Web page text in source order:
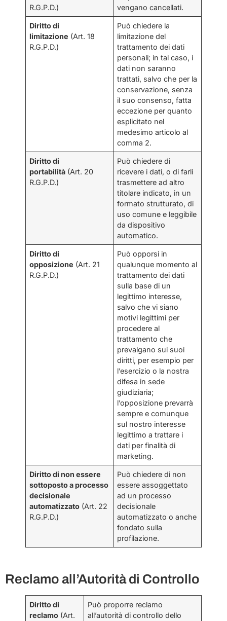
R.G.P.D.)
vengano cancellati.
Diritto di
limitazione (Art. 18
R.G.P.D.)
Può chiedere la
limitazione del
trattamento dei dati
personali; in tal caso, i
dati non saranno
trattati, salvo che per la
conservazione, senza
il suo consenso, fatta
eccezione per quanto
esplicitato nel
medesimo articolo al
comma 2.
Diritto di
portabilità (Art. 20
R.G.P.D.)
Può chiedere di
ricevere i dati, o di farli
trasmettere ad altro
titolare indicato, in un
formato strutturato, di
uso comune e leggibile
da dispositivo
automatico.
Diritto di
opposizione (Art. 21
R.G.P.D.)
Può opporsi in
qualunque momento al
trattamento dei dati
sulla base di un
legittimo interesse,
salvo che vi siano
motivi legittimi per
procedere al
trattamento che
prevalgano sui suoi
diritti, per esempio per
l’esercizio o la nostra
difesa in sede
giudiziaria;
l’opposizione prevarrà
sempre e comunque
sul nostro interesse
legittimo a trattare i
dati per finalità di
marketing.
Diritto di non essere
sottoposto a processo
decisionale
automatizzato (Art. 22
R.G.P.D.)
Può chiedere di non
essere assoggettato
ad un processo
decisionale
automatizzato o anche
fondato sulla
profilazione.
Reclamo all’Autorità di Controllo
Diritto di
reclamo (Art.
Può proporre reclamo
all’autorità di controllo dello